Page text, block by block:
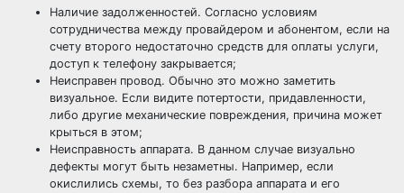
Наличие задолженностей. Согласно условиям
сотрудничества между провайдером и абонентом, если на
счету второго недостаточно средств для оплаты услуги,
доступ к телефону закрывается;
Неисправен провод. Обычно это можно заметить
визуальное. Если видите потертости, придавленности,
либо другие механические повреждения, причина может
крыться в этом;
Неисправность аппарата. В данном случае визуально
дефекты могут быть незаметны. Например, если
окислились схемы, то без разбора аппарата и его